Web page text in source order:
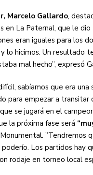
Marcelo Gallardo,
La Paternal, que le
eran iguales para los
lo hicimos. Un resultado
mal hecho”, expresó
sabíamos que era
para empezar a
se jugará en el
la próxima fase será
”Tendremos
Los partidos hay
rodaje en torneo local